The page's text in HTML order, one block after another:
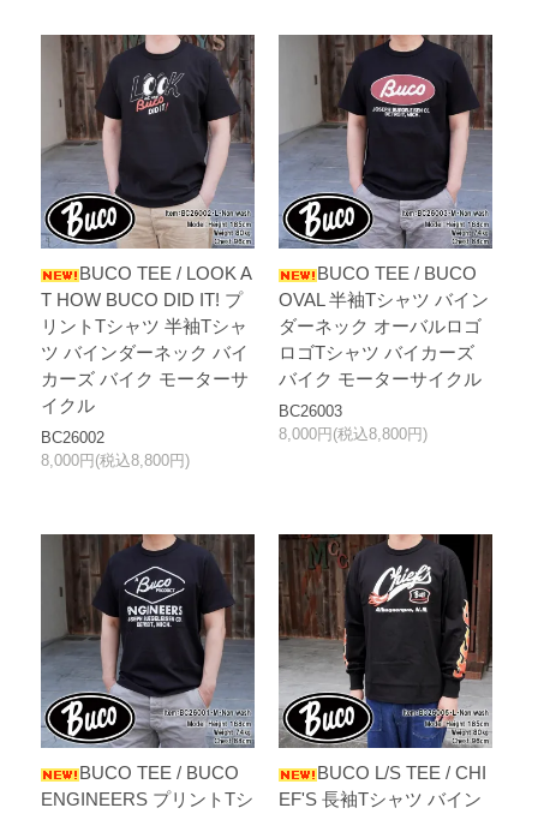
BUCO TEE / LOOK A
T HOW BUCO DID IT! プ
リントTシャツ 半袖Tシャ
ツ バインダーネック バイ
カーズ バイク モーターサ
イクル
BC26002
8,000円(税込8,800円)
BUCO TEE / BUCO
OVAL 半袖Tシャツ バイン
ダーネック オーバルロゴ
ロゴTシャツ バイカーズ
バイク モーターサイクル
BC26003
8,000円(税込8,800円)
BUCO TEE / BUCO
ENGINEERS プリントTシ
BUCO L/S TEE / CHI
EF'S 長袖Tシャツ バイン